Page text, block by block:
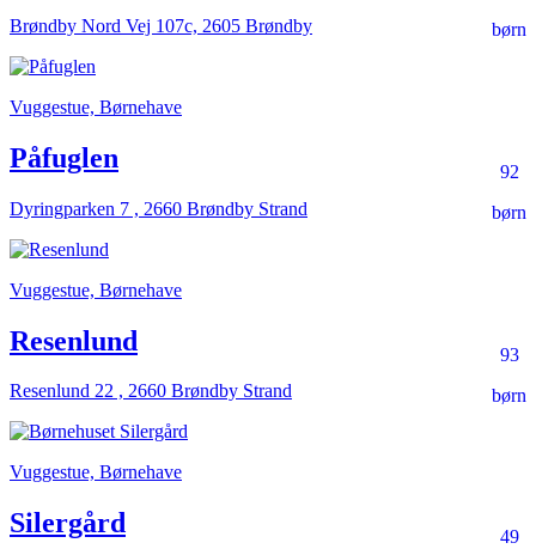
børn
Brøndby Nord Vej 107c, 2605 Brøndby
Vuggestue, Børnehave
92
børn
Påfuglen
Dyringparken 7 , 2660 Brøndby Strand
Vuggestue, Børnehave
93
børn
Resenlund
Resenlund 22 , 2660 Brøndby Strand
Vuggestue, Børnehave
49
Silergård